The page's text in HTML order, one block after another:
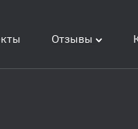
Отзывы